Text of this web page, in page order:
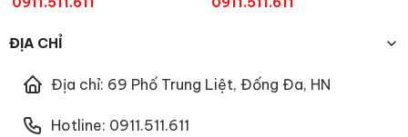
ĐỊA CHỈ
Địa chỉ: 69 Phố Trung Liệt, Đống Đa, HN
Hotline: 0911.511.611